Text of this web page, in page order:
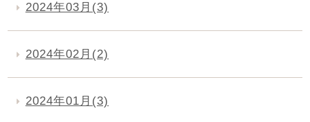
2024年03月(3)
2024年02月(2)
2024年01月(3)